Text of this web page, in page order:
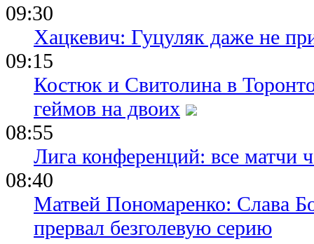
09:30
Хацкевич: Гуцуляк даже не
09:15
Костюк и Свитолина в
геймов на двоих
08:55
Лига конференций: все матчи
08:40
Матвей Пономаренко: Слава
прервал безголевую серию